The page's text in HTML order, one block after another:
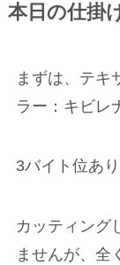
本日の仕掛
まずは、テキ
ラー：キビレ
3バイト位あ
カッティング
ませんが、全